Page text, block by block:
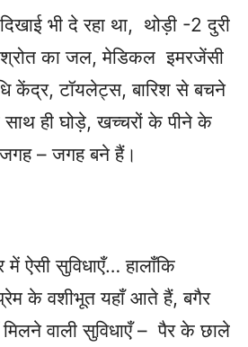
भी दे रहा था, थोड़ी -2 दुरी
श्रोत का जल, मेडिकल इमरजेंसी
केंद्र, टॉयलेट्स, बारिश से बचने
ही घोड़े, खच्चरों के पीने के
– जगह बने हैं।
में ऐसी सुविधाएँ… हालाँकि
के वशीभूत यहाँ आते हैं, बगैर
मिलने वाली सुविधाएँ – पैर के छाले